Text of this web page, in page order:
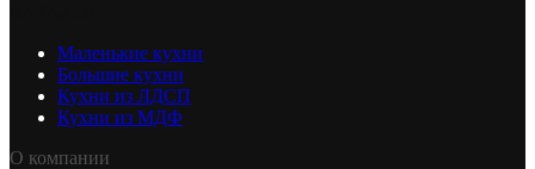
Маленькие кухни
Большие кухни
Кухни из ЛДСП
Кухни из МДФ
О компании